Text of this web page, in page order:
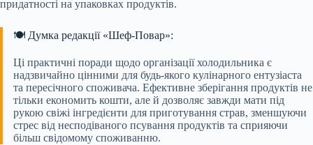
придатності на упаковках продуктів.
🍽️ Думка редакції «Шеф-Повар»:
Ці практичні поради щодо організації холодильника є
надзвичайно цінними для будь-якого кулінарного ентузіаста
та пересічного споживача. Ефективне зберігання продуктів не
тільки економить кошти, але й дозволяє завжди мати під
рукою свіжі інгредієнти для приготування страв, зменшуючи
стрес від несподіваного псування продуктів та сприяючи
більш свідомому споживанню.